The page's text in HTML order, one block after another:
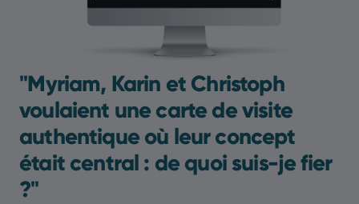
''Myriam, Karin et Christoph
voulaient une carte de visite
authentique où leur concept
était central : de quoi suis-je fier
?''